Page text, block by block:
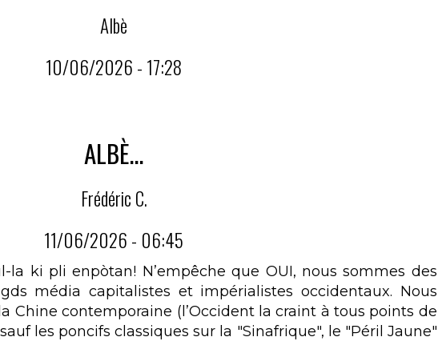
Albè
10/06/2026 - 17:28
ALBÈ...
Frédéric C.
11/06/2026 - 06:45
la ki pli enpòtan! N’empêche que OUI, nous sommes des
média capitalistes et impérialistes occidentaux. Nous
Chine contemporaine (l’Occident la craint à tous points de
les poncifs classiques sur la "Sinafrique", le "Péril Jaune"